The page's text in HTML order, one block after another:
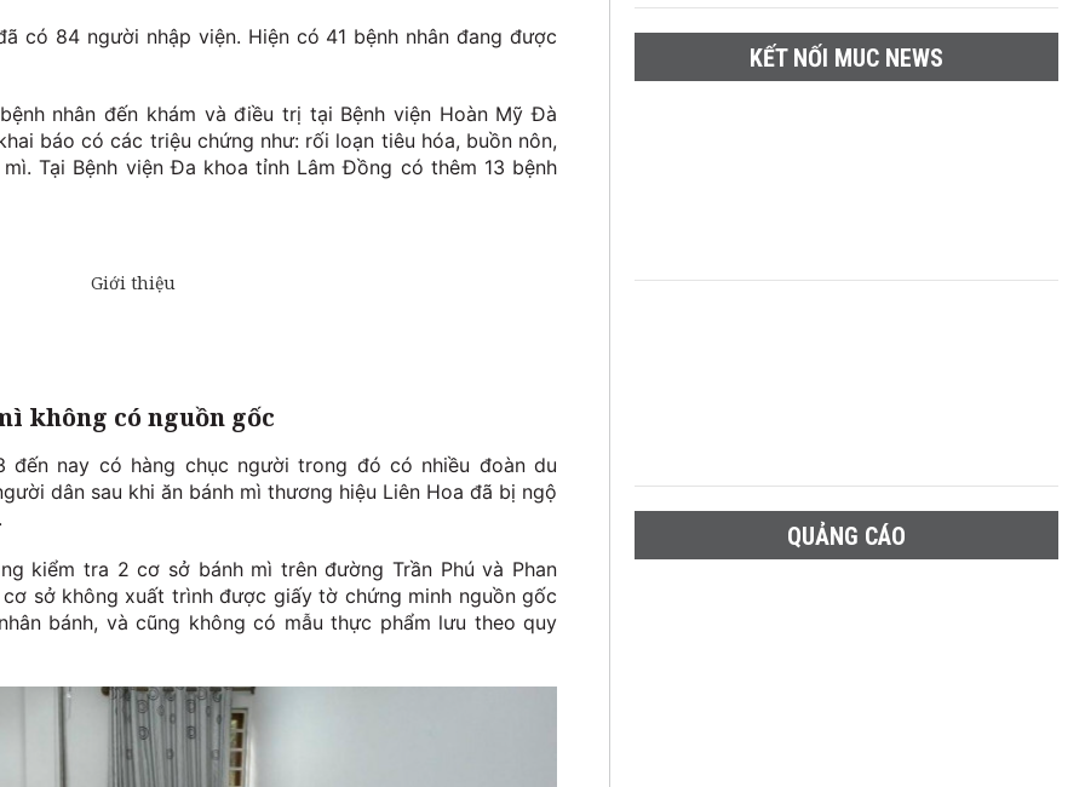
có 84 người nhập viện. Hiện có 41 bệnh nhân đang được
nhân đến khám và điều trị tại Bệnh viện Hoàn Mỹ Đà
báo có các triệu chứng như: rối loạn tiêu hóa, buồn nôn,
Tại Bệnh viện Đa khoa tỉnh Lâm Đồng có thêm 13 bệnh
không có nguồn gốc
đến nay có hàng chục người trong đó có nhiều đoàn du
dân sau khi ăn bánh mì thương hiệu Liên Hoa đã bị ngộ
kiểm tra 2 cơ sở bánh mì trên đường Trần Phú và Phan
sở không xuất trình được giấy tờ chứng minh nguồn gốc
bánh, và cũng không có mẫu thực phẩm lưu theo quy
KẾT NỐI MUC NEWS
QUẢNG CÁO